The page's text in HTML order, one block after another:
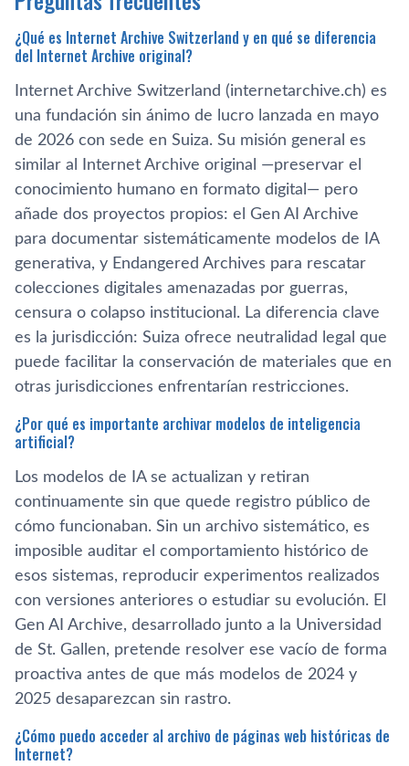
¿Qué es Internet Archive Switzerland y en qué se diferencia
del Internet Archive original?
Internet Archive Switzerland (internetarchive.ch) es
una fundación sin ánimo de lucro lanzada en mayo
de 2026 con sede en Suiza. Su misión general es
similar al Internet Archive original —preservar el
conocimiento humano en formato digital— pero
añade dos proyectos propios: el Gen AI Archive
para documentar sistemáticamente modelos de IA
generativa, y Endangered Archives para rescatar
colecciones digitales amenazadas por guerras,
censura o colapso institucional. La diferencia clave
es la jurisdicción: Suiza ofrece neutralidad legal que
puede facilitar la conservación de materiales que en
otras jurisdicciones enfrentarían restricciones.
¿Por qué es importante archivar modelos de inteligencia
artificial?
Los modelos de IA se actualizan y retiran
continuamente sin que quede registro público de
cómo funcionaban. Sin un archivo sistemático, es
imposible auditar el comportamiento histórico de
esos sistemas, reproducir experimentos realizados
con versiones anteriores o estudiar su evolución. El
Gen AI Archive, desarrollado junto a la Universidad
de St. Gallen, pretende resolver ese vacío de forma
proactiva antes de que más modelos de 2024 y
2025 desaparezcan sin rastro.
¿Cómo puedo acceder al archivo de páginas web históricas de
Internet?